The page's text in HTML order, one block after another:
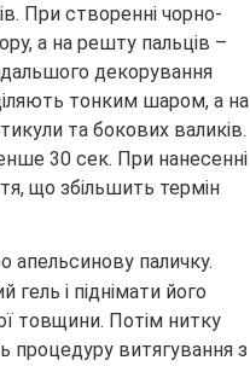
При створенні чорно-
а на решту пальців –
декорування
тонким шаром, а на
та бокових валиків.
30 сек. При нанесенні
що збільшить термін
паличку.
і піднімати його
товщини. Потім нитку
процедуру витягування з